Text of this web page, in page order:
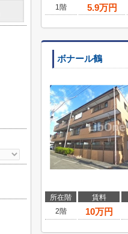
1階
5.9万円
ボナール鶴
所在階 賃料
2階
10万円